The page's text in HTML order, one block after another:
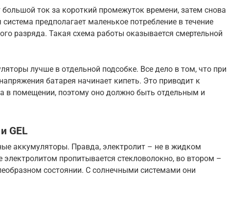
ток за короткий промежуток времени, затем снова
предполагает маленькое потребление в течение
разряда. Такая схема работы оказывается смертельной
лучше в отдельной подсобке. Все дело в том, что при
батарея начинает кипеть. Это приводит к
в помещении, поэтому оно должно быть отдельным и
GEL
аккумуляторы. Правда, электролит – не в жидком
электролитом пропитывается стекловолокно, во втором –
состоянии. С солнечными системами они